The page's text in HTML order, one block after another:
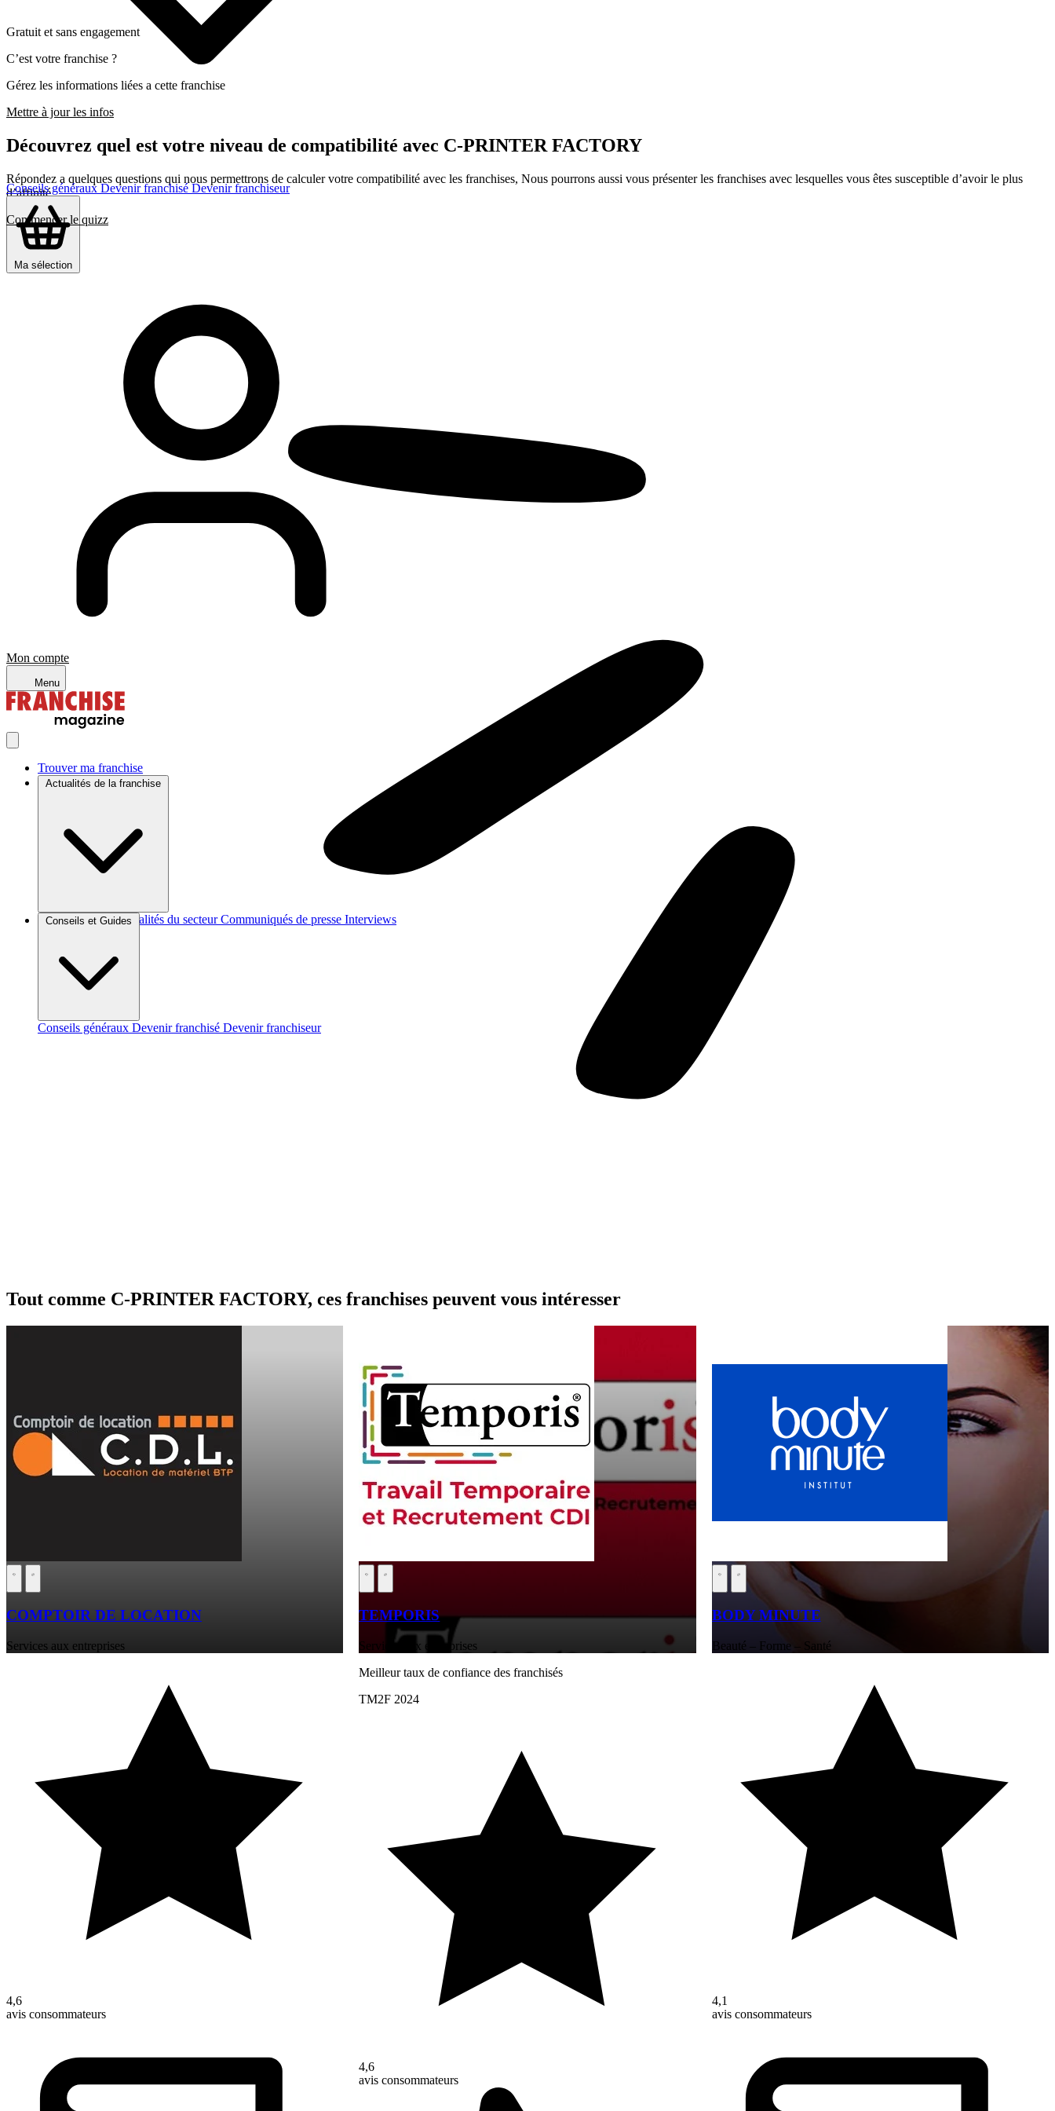
Conseils généraux Devenir franchisé Devenir franchiseur
Ma sélection
Mon compte
Menu
Trouver ma franchise
Actualités de la franchise
Brèves et actus Actualités du secteur Communiqués de presse Interviews
Conseils et Guides
Conseils généraux Devenir franchisé Devenir franchiseur
Gratuit et sans engagement
C’est votre franchise ?
Gérez les informations liées a cette franchise
Mettre à jour les infos
Découvrez quel est votre niveau de compatibilité avec C-PRINTER FACTORY
Répondez a quelques questions qui nous permettrons de calculer votre compatibilité avec les franchises, Nous pourrons aussi vous présenter les franchises avec lesquelles vous êtes susceptible d’avoir le plus
d’affinité
Commencer le quizz
Tout comme C-PRINTER FACTORY, ces franchises peuvent vous intéresser
COMPTOIR DE LOCATION
Services aux entreprises
4,6
avis consommateurs
TEMPORIS
Services aux entreprises
Meilleur taux de confiance des franchisés
TM2F 2024
4,6
avis consommateurs
BODY MINUTE
Beauté – Forme – Santé
4,1
avis consommateurs